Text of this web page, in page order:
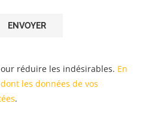
réduire les indésirables. En
les données de vos
.